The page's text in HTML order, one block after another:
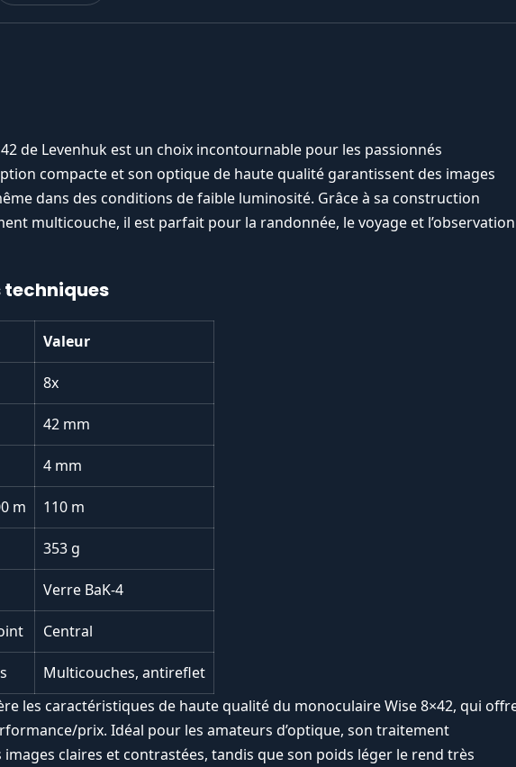
de Levenhuk est un choix incontournable pour les passionnés
compacte et son optique de haute qualité garantissent des images
dans des conditions de faible luminosité. Grâce à sa construction
multicouche, il est parfait pour la randonnée, le voyage et l’observation
Valeur
8x
42 mm
4 mm
m 110 m
353 g
Verre BaK-4
Central
Multicouches, antireflet
les caractéristiques de haute qualité du monoculaire Wise 8×42, qui
prix. Idéal pour les amateurs d’optique, son traitement
claires et contrastées, tandis que son poids léger le rend très